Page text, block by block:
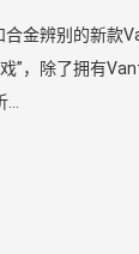
金辨别的新
”，除了拥有